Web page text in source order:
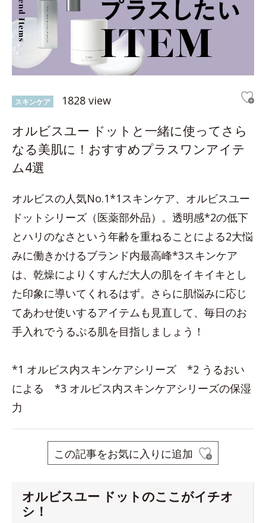
スキンケア 1828 view
オルビスユー ドットと一緒に使ってさら
なる美肌に！おすすめプラスワンアイテ
ム4選
オルビスの人気No.1*1スキンケア、オルビスユー
ドットシリーズ（医薬部外品）。透明感*2の低下
とハリのなさという年齢を重ねることによる2大悩
みに働きかけるブランド内最高峰*3スキンケア
は、乾燥によりくすんだ大人の肌をイキイキとし
た印象に導いてくれるはず。さらに肌悩みに応じ
てあわせ使いするアイテムも見直して、毎日のお
手入れでうるぷる肌を目指しましょう！
*1 オルビス内スキンケアシリーズ *2 うるおい
による *3 オルビス内スキンケアシリーズの保湿
力
この記事をお気に入りに追加
オルビスユー ドットのここがイチオ
シ！